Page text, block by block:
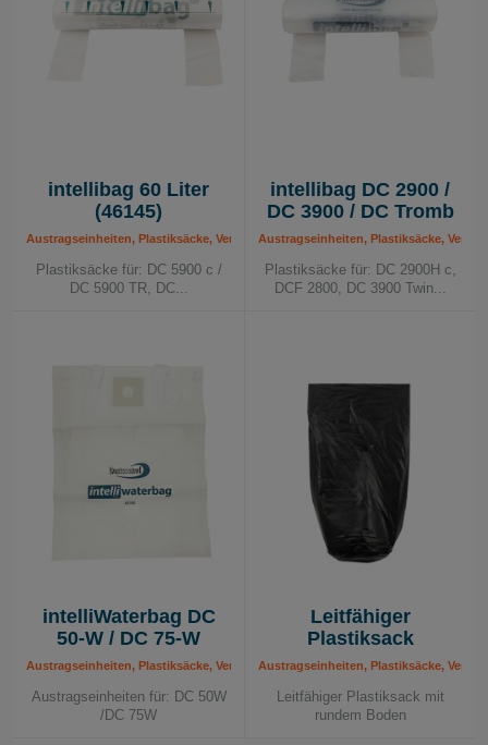
intellibag 60 Liter
(46145)
Austragseinheiten, Plastiksäcke, Verbrauchsmaterial
Plastiksäcke für: DC 5900 c /
DC 5900 TR, DC...
intellibag DC 2900 /
DC 3900 / DC Tromb
Austragseinheiten, Plastiksäcke,
Plastiksäcke für: DC 2900H c,
DCF 2800, DC 3900 Twin...
intelliWaterbag DC
50-W / DC 75-W
Austragseinheiten, Plastiksäcke, Verbrauchsmaterial
Austragseinheiten für: DC 50W
/DC 75W
Leitfähiger
Plastiksack
Austragseinheiten, Plastiksäcke,
Leitfähiger Plastiksack mit
rundem Boden